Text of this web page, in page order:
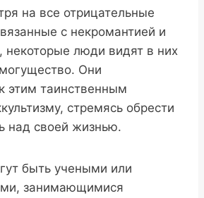
на все отрицательные
с некромантией и
некоторые люди видят в них
Они
этим таинственным
стремясь обрести
над своей жизнью.
быть учеными или
занимающимися